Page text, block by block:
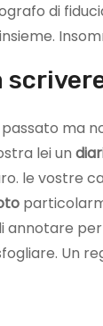
di
ma
lei un
le vostre
annotare
Un